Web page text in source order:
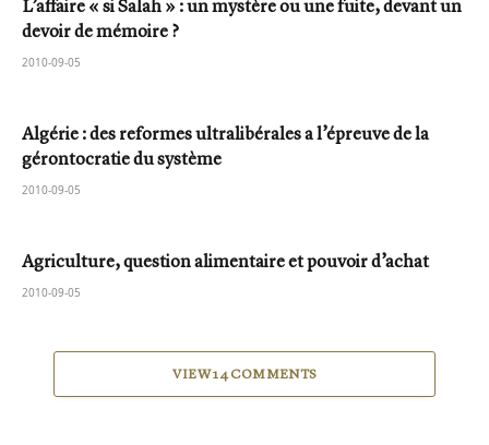
L’affaire « si Salah » : un mystère ou une fuite, devant un
devoir de mémoire ?
2010-09-05
Algérie : des reformes ultralibérales a l’épreuve de la
gérontocratie du système
2010-09-05
Agriculture, question alimentaire et pouvoir d’achat
2010-09-05
VIEW 14 COMMENTS